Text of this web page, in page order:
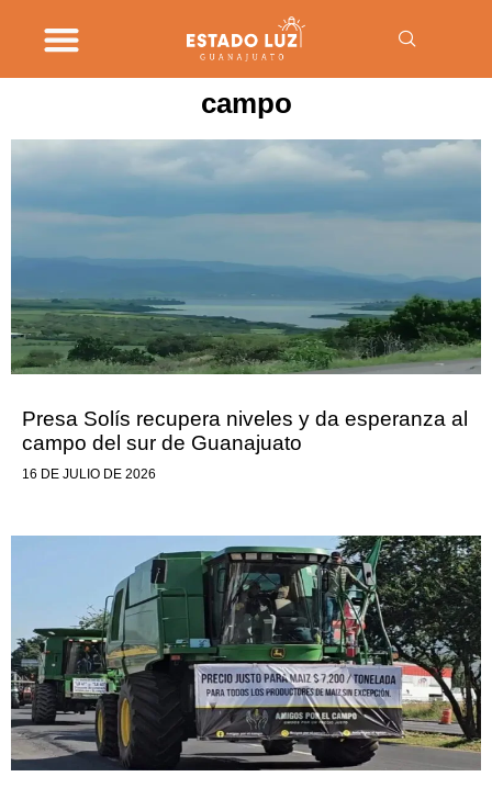
campo
Presa Solís recupera niveles y da esperanza al
campo del sur de Guanajuato
16 DE JULIO DE 2026